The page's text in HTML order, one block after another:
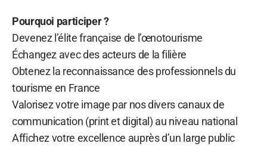
Pourquoi participer ?
Devenez l’élite française de l’œnotourisme
Échangez avec des acteurs de la filière
Obtenez la reconnaissance des professionnels du
tourisme en France
Valorisez votre image par nos divers canaux de
communication (print et digital) au niveau national
Affichez votre excellence auprès d’un large public